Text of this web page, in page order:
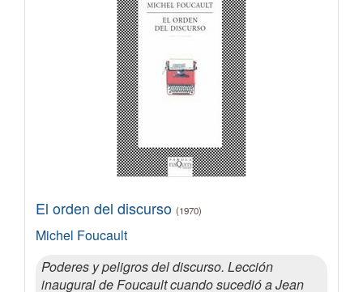
El orden del discurso (1970)
Michel Foucault
Poderes y peligros del discurso. Lección
inaugural de Foucault cuando sucedió a Jean